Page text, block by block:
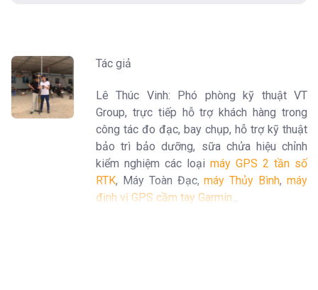
Tác giả
Lê Thúc Vinh: Phó phòng kỹ thuật VT
Group, trực tiếp hỗ trợ khách hàng trong
công tác đo đạc, bay chụp, hỗ trợ kỹ thuật
bảo trì bảo dưỡng, sữa chửa hiệu chỉnh
kiểm nghiệm các loại máy GPS 2 tần số
RTK, Máy Toàn Đạc,máy Thủy Bình,máy
định vị GPS cầm tay Garmin